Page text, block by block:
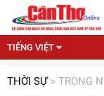
TIẾNG VIỆT
THỜI SỰ > TRONG